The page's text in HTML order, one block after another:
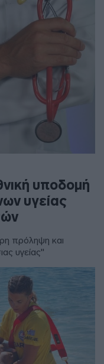
υποδομή
υγείας
πρόληψη και
υγείας"